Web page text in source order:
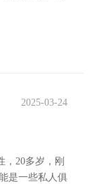
2025-03-24
，20多岁，刚
是一些私人俱